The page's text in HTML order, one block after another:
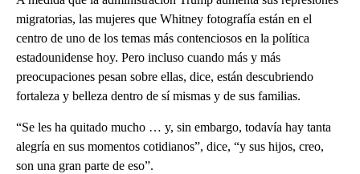
migratorias, las mujeres que Whitney fotografía están en el
centro de uno de los temas más contenciosos en la política
estadounidense hoy. Pero incluso cuando más y más
preocupaciones pesan sobre ellas, dice, están descubriendo
fortaleza y belleza dentro de sí mismas y de sus familias.
“Se les ha quitado mucho … y, sin embargo, todavía hay tanta
alegría en sus momentos cotidianos”, dice, “y sus hijos, creo,
son una gran parte de eso”.